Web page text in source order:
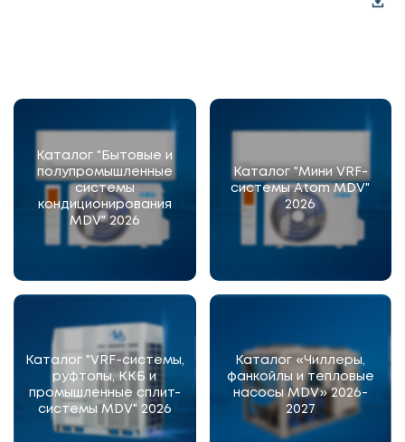
Каталог "Бытовые и
полупромышленные
системы
кондиционирования
MDV" 2026
Каталог "Мини VRF-
системы Atom MDV"
2026
Каталог "VRF-системы,
руфтопы, ККБ и
промышленные сплит-
системы MDV" 2026
Каталог «Чиллеры,
фанкойлы и тепловые
насосы MDV» 2026-
2027